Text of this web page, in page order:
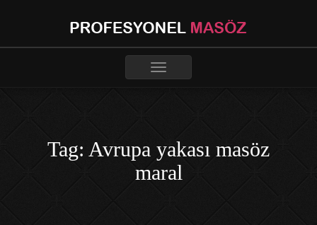
Toggle
Tag: Avrupa yakası masöz
maral